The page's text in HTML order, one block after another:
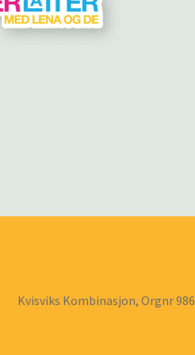
Kvisviks Kombinasjon, Orgnr